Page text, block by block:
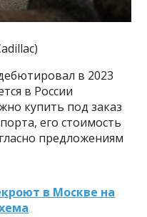
в 2023
в России
купить под заказ
его стоимость
предложениям
в Москве на